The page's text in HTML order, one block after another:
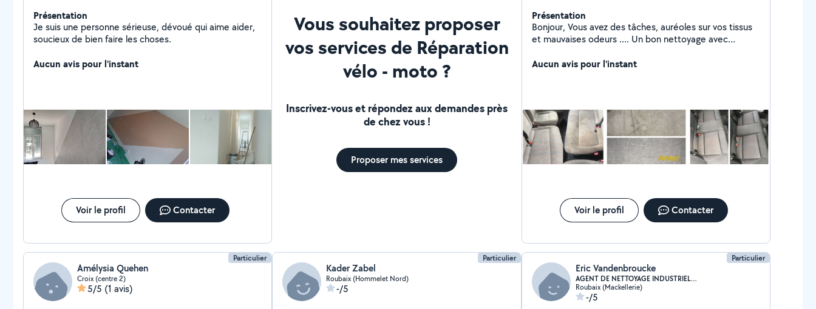
Présentation
Je suis une personne sérieuse, dévoué qui aime aider,
soucieux de bien faire les choses.
Aucun avis pour l'instant
Voir le profil Contacter
Vous souhaitez proposer
vos services de Réparation
vélo - moto ?
Inscrivez-vous et répondez aux demandes près
de chez vous !
Proposer mes services
Présentation
Bonjour, Vous avez des tâches, auréoles sur vos tissus
et mauvaises odeurs .... Un bon nettoyage avec
bien et ravivera les couleurs de vos tissus.
Aucun avis pour l'instant
Voir le profil Contacter
Particulier
Amélysia Quehen
Croix (centre 2)
5/5 (1 avis)
Particulier
Kader Zabel
Roubaix (Hommelet Nord)
-/5
Particulier
Eric Vandenbroucke
AGENT DE NETTOYAGE INDUSTRIEL ( 20 ANS )( EXP ..
Roubaix (Mackellerie)
-/5